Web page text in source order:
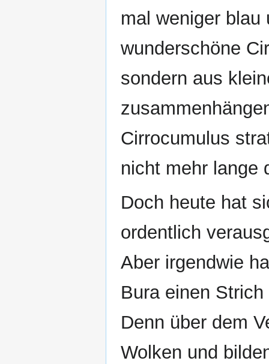
mal weniger blau
wunderschöne
sondern aus
Cirrocumulus
nicht mehr lange
Doch heute hat
ordentlich
Aber irgendwie
Bura einen
Denn über dem
Wolken und